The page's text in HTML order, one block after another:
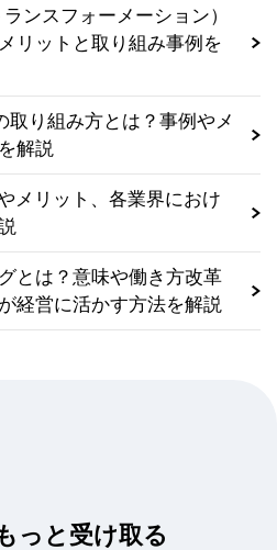
ンスフォーメーション）
リットと取り組み事例を
取り組み方とは？事例やメ
解説
メリット、各業界におけ
とは？意味や働き方改革
経営に活かす方法を解説
っと受け取る